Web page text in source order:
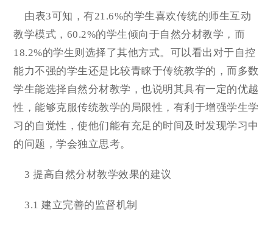
由表3可知，有21.6%的学生喜欢传统的师生互动
教学模式，60.2%的学生倾向于自然分材教学，而
18.2%的学生则选择了其他方式。可以看出对于自控
能力不强的学生还是比较青睐于传统教学的，而多数
学生能选择自然分材教学，也说明其具有一定的优越
性，能够克服传统教学的局限性，有利于增强学生学
习的自觉性，使他们能有充足的时间及时发现学习中
的问题，学会独立思考。
3 提高自然分材教学效果的建议
3.1 建立完善的监督机制